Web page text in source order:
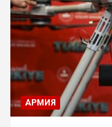
АРМИЯ